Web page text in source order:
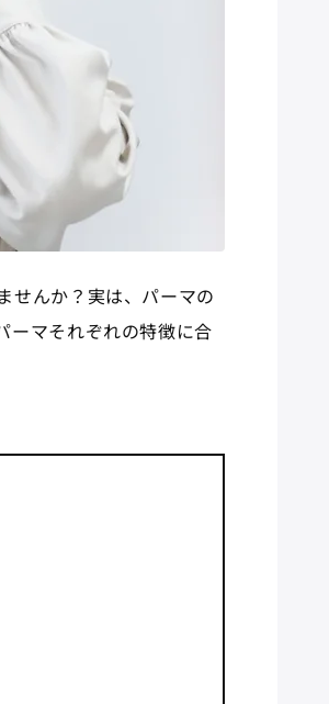
せんか？実は、パーマの
ーマそれぞれの特徴に合